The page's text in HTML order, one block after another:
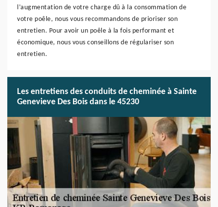
l’augmentation de votre charge dû à la consommation de
votre poêle, nous vous recommandons de prioriser son
entretien. Pour avoir un poêle à la fois performant et
économique, nous vous conseillons de régulariser son
entretien.
Les entretiens des conduits de cheminée à Sainte
Genevieve Des Bois dans le 45230